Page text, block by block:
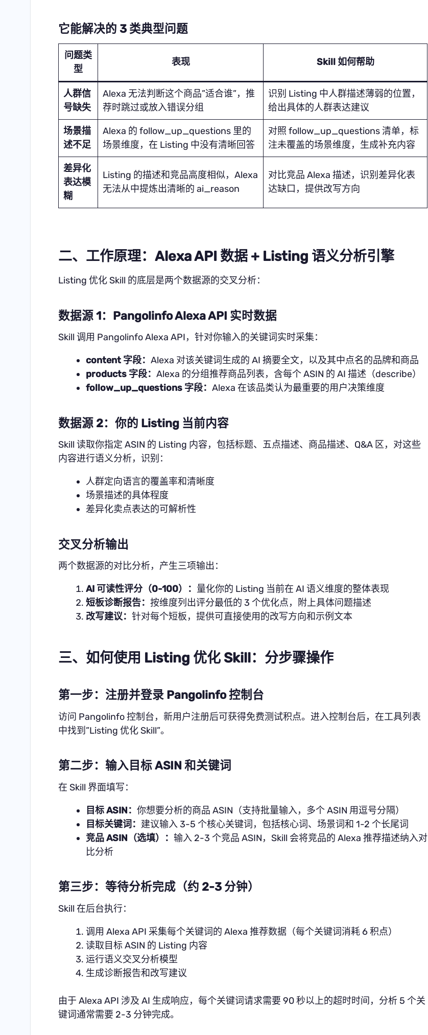
它能解决的 3 类典型问题
问题类
型
表现 Skill 如何帮助
人群信
号缺失
Alexa 无法判断这个商品”适合谁”，推
荐时跳过或放入错误分组
识别 Listing 中人群描述薄弱的位置，
给出具体的人群表达建议
场景描
述不足
Alexa 的 follow_up_questions 里的
场景维度，在 Listing 中没有清晰回答
对照 follow_up_questions 清单，标
注未覆盖的场景维度，生成补充内容
差异化
表达模
糊
Listing 的描述和竞品高度相似，Alexa
无法从中提炼出清晰的 ai_reason
对比竞品 Alexa 描述，识别差异化表
达缺口，提供改写方向
二、工作原理：Alexa API 数据 + Listing 语义分析引擎
Listing 优化 Skill 的底层是两个数据源的交叉分析：
数据源 1：Pangolinfo Alexa API 实时数据
Skill 调用 Pangolinfo Alexa API，针对你输入的关键词实时采集：
content 字段： Alexa 对该关键词生成的 AI 摘要全文，以及其中点名的品牌和商品
products 字段： Alexa 的分组推荐商品列表，含每个 ASIN 的 AI 描述（describe）
follow_up_questions 字段： Alexa 在该品类认为最重要的用户决策维度
数据源 2：你的 Listing 当前内容
Skill 读取你指定 ASIN 的 Listing 内容，包括标题、五点描述、商品描述、Q&A 区，对这些
内容进行语义分析，识别：
人群定向语言的覆盖率和清晰度
场景描述的具体程度
差异化卖点表达的可解析性
交叉分析输出
两个数据源的对比分析，产生三项输出：
AI 可读性评分（0-100）： 量化你的 Listing 当前在 AI 语义维度的整体表现
短板诊断报告： 按维度列出评分最低的 3 个优化点，附上具体问题描述
改写建议： 针对每个短板，提供可直接使用的改写方向和示例文本
三、如何使用 Listing 优化 Skill：分步骤操作
第一步：注册并登录 Pangolinfo 控制台
访问 Pangolinfo 控制台，新用户注册后可获得免费测试积点。进入控制台后，在工具列表
中找到”Listing 优化 Skill”。
第二步：输入目标 ASIN 和关键词
在 Skill 界面填写：
目标 ASIN： 你想要分析的商品 ASIN（支持批量输入，多个 ASIN 用逗号分隔）
目标关键词： 建议输入 3-5 个核心关键词，包括核心词、场景词和 1-2 个长尾词
竞品 ASIN（选填）： 输入 2-3 个竞品 ASIN，Skill 会将竞品的 Alexa 推荐描述纳入对
比分析
第三步：等待分析完成（约 2-3 分钟）
Skill 在后台执行：
调用 Alexa API 采集每个关键词的 Alexa 推荐数据（每个关键词消耗 6 积点）
读取目标 ASIN 的 Listing 内容
运行语义交叉分析模型
生成诊断报告和改写建议
由于 Alexa API 涉及 AI 生成响应，每个关键词请求需要 90 秒以上的超时时间，分析 5 个关
键词通常需要 2-3 分钟完成。